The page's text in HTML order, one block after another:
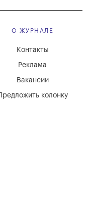
О ЖУРНАЛЕ
Вакансии
Реклама
Контакты
Предложить колонку